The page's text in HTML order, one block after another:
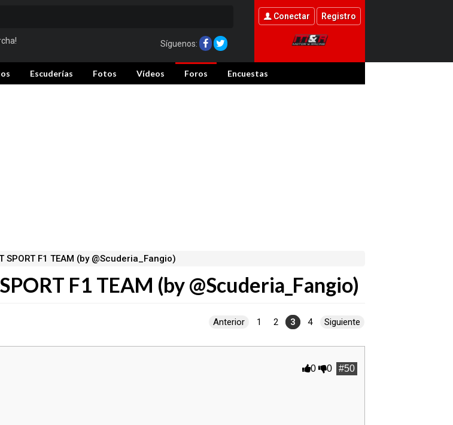
Síguenos:
Conectar Registro
Escuderías Fotos Vídeos Foros Encuestas
SPORT F1 TEAM (by @Scuderia_Fangio)
F1 TEAM (by @Scuderia_Fangio)
Anterior 1 2 3 4 Siguiente
#50
0 0